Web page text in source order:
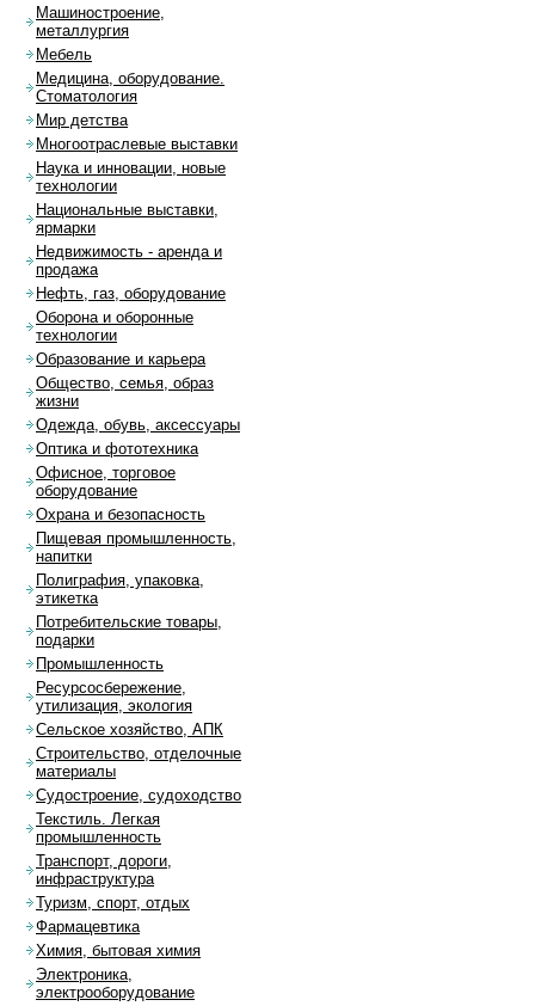
Машиностроение,
металлургия
Мебель
Медицина, оборудование.
Стоматология
Мир детства
Многоотраслевые выставки
Наука и инновации, новые
технологии
Национальные выставки,
ярмарки
Недвижимость - аренда и
продажа
Нефть, газ, оборудование
Оборона и оборонные
технологии
Образование и карьера
Общество, семья, образ
жизни
Одежда, обувь, аксессуары
Оптика и фототехника
Офисное, торговое
оборудование
Охрана и безопасность
Пищевая промышленность,
напитки
Полиграфия, упаковка,
этикетка
Потребительские товары,
подарки
Промышленность
Ресурсосбережение,
утилизация, экология
Сельское хозяйство, АПК
Строительство, отделочные
материалы
Судостроение, судоходство
Текстиль. Легкая
промышленность
Транспорт, дороги,
инфраструктура
Туризм, спорт, отдых
Фармацевтика
Химия, бытовая химия
Электроника,
электрооборудование